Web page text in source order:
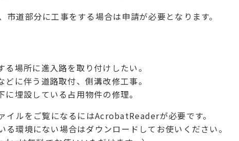
市道部分に工事をする場合は申請が必要となります。
る場所に進入路を取り付けしたい。
どに伴う道路取付、側溝改修工事。
に埋設している占用物件の修理。
イルをご覧になるにはAcrobatReaderが必要です。
る環境にない場合はダウンロードしてお使いください。